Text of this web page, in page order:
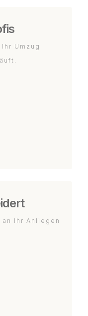
Umzug
Ihr Anliegen